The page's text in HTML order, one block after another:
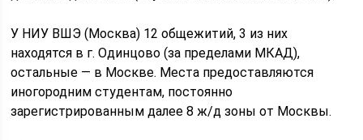
У НИУ ВШЭ (Москва) 12 общежитий, 3 из них
находятся в г. Одинцово (за пределами МКАД),
остальные — в Москве. Места предоставляются
иногородним студентам, постоянно
зарегистрированным далее 8 ж/д зоны от Москвы.